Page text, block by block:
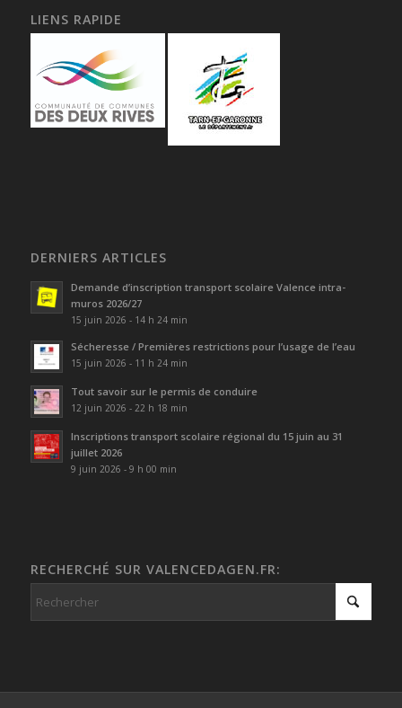
LIENS RAPIDE
DERNIERS ARTICLES
Demande d’inscription transport scolaire Valence intra-
muros 2026/27
15 juin 2026 - 14 h 24 min
Sécheresse / Premières restrictions pour l’usage de l’eau
15 juin 2026 - 11 h 24 min
Tout savoir sur le permis de conduire
12 juin 2026 - 22 h 18 min
Inscriptions transport scolaire régional du 15 juin au 31
juillet 2026
9 juin 2026 - 9 h 00 min
RECHERCHÉ SUR VALENCEDAGEN.FR: